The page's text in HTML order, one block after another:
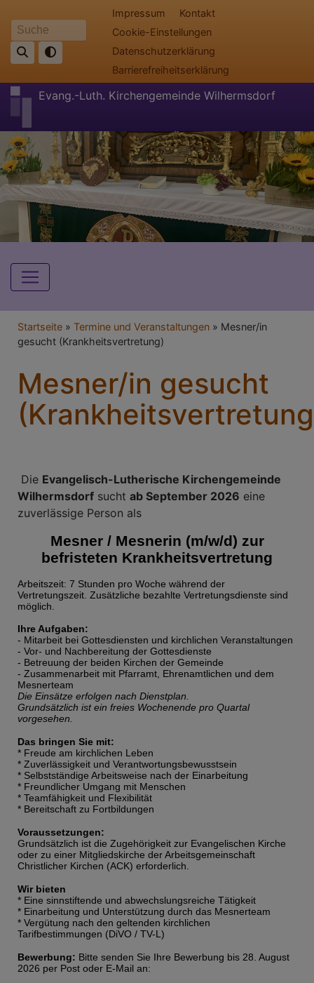
zum
Inhalt
Suche
Fußbereichsmenü
Impressum
Kontakt
Cookie-Einstellungen
Datenschutzerklärung
Barrierefreiheitserklärung
Evang.-Luth. Kirchengemeinde Wilhermsdorf
Hauptnavigation
Breadcrumb
Startseite Termine und Veranstaltungen
Mesner/in
gesucht (Krankheitsvertretung)
Mesner/in gesucht
Die Evangelisch-Lutherische Kirchengemeinde
Wilhermsdorf sucht ab September 2026 eine
zuverlässige Person als
Mesner / Mesnerin (m/w/d) zur
befristeten Krankheitsvertretung
Arbeitszeit: 7 Stunden pro Woche während der
Vertretungszeit. Zusätzliche bezahlte Vertretungsdienste sind
möglich.
Ihre Aufgaben:
- Mitarbeit bei Gottesdiensten und kirchlichen Veranstaltungen
- Vor- und Nachbereitung der Gottesdienste
- Betreuung der beiden Kirchen der Gemeinde
- Zusammenarbeit mit Pfarramt, Ehrenamtlichen und dem
Mesnerteam
Die Einsätze erfolgen nach Dienstplan.
Grundsätzlich ist ein freies Wochenende pro Quartal
vorgesehen.
Das bringen Sie mit:
* Freude am kirchlichen Leben
* Zuverlässigkeit und Verantwortungsbewusstsein
* Selbstständige Arbeitsweise nach der Einarbeitung
* Freundlicher Umgang mit Menschen
* Teamfähigkeit und Flexibilität
* Bereitschaft zu Fortbildungen
Voraussetzungen:
Grundsätzlich ist die Zugehörigkeit zur Evangelischen Kirche
oder zu einer Mitgliedskirche der Arbeitsgemeinschaft
Christlicher Kirchen (ACK) erforderlich.
Wir bieten
* Eine sinnstiftende und abwechslungsreiche Tätigkeit
* Einarbeitung und Unterstützung durch das Mesnerteam
* Vergütung nach den geltenden kirchlichen
Tarifbestimmungen (DiVO / TV-L)
Bewerbung: Bitte senden Sie Ihre Bewerbung bis 28. August
2026 per Post oder E-Mail an: